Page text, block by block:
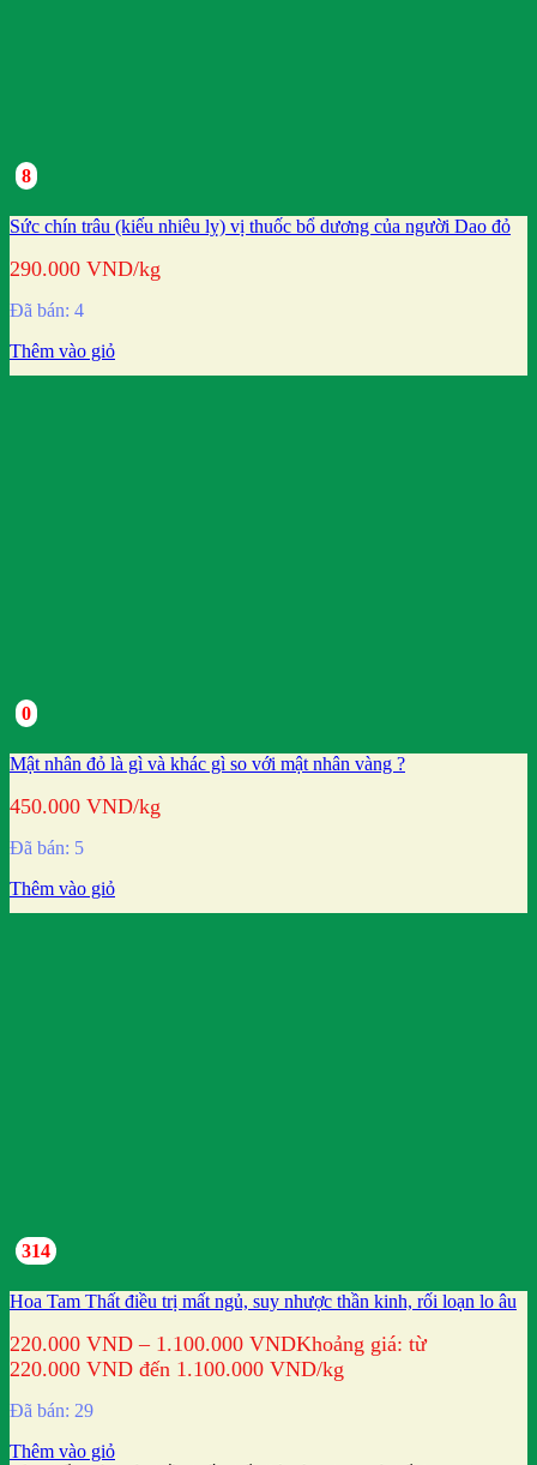
8
Sức chín trâu (kiếu nhiêu lỵ) vị thuốc bổ dương của người Dao đỏ
290.000 VND/kg
Đã bán: 4
Thêm vào giỏ
0
Mật nhân đỏ là gì và khác gì so với mật nhân vàng ?
450.000 VND/kg
Đã bán: 5
Thêm vào giỏ
314
Hoa Tam Thất điều trị mất ngủ, suy nhược thần kinh, rối loạn lo âu
220.000 VND – 1.100.000 VNDKhoảng giá: từ
220.000 VND đến 1.100.000 VND/kg
Đã bán: 29
Thêm vào giỏ